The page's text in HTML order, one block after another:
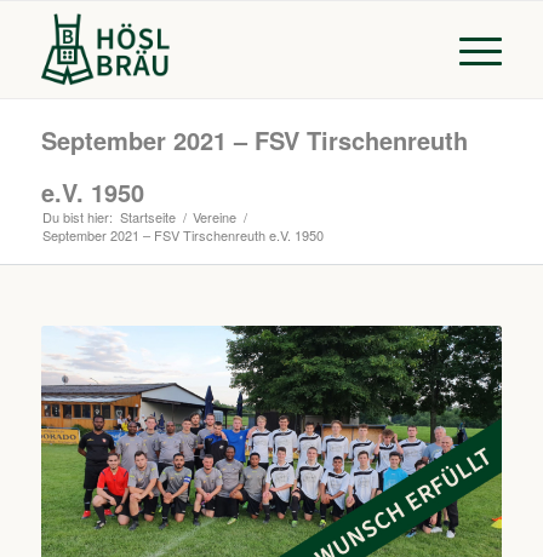
September 2021 – FSV Tirschenreuth
e.V. 1950
Du bist hier: Startseite / Vereine /
September 2021 – FSV Tirschenreuth e.V. 1950